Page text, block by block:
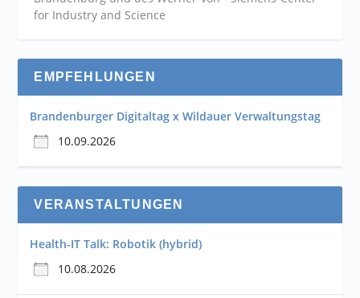
for Industry and Science
EMPFEHLUNGEN
Brandenburger Digitaltag x Wildauer Verwaltungstag
10.09.2026
VERANSTALTUNGEN
Health-IT Talk: Robotik (hybrid)
10.08.2026